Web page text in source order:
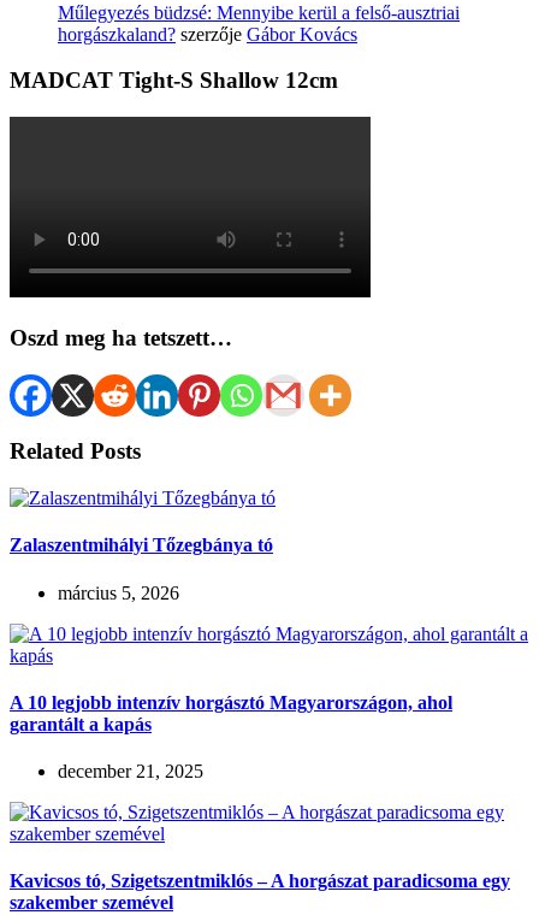
Műlegyezés büdzsé: Mennyibe kerül a felső-ausztriai
horgászkaland? szerzője Gábor Kovács
MADCAT Tight-S Shallow 12cm
Oszd meg ha tetszett…
Related Posts
Zalaszentmihályi Tőzegbánya tó
március 5, 2026
A 10 legjobb intenzív horgásztó Magyarországon, ahol
garantált a kapás
december 21, 2025
Kavicsos tó, Szigetszentmiklós – A horgászat paradicsoma egy
szakember szemével